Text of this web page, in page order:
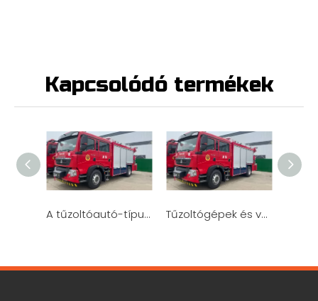
Kapcsolódó termékek
A tűzoltóautó-típusok magyarázata: tartálykocsik, talajművelők, daruk és egyebek Tűzoltógépek és vészhelyzeti reagáló egységek